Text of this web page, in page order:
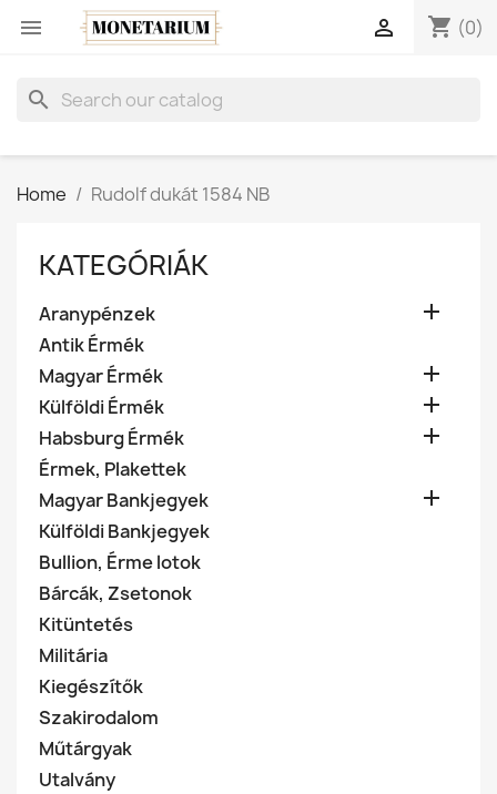
 shopping_cart (0)

search
Home Rudolf dukát 1584 NB
KATEGÓRIÁK
Aranypénzek 
Antik Érmék
Magyar Érmék

Külföldi Érmék 
Habsburg Érmék 
Érmek, Plakettek
Magyar Bankjegyek

Külföldi Bankjegyek
Bullion, Érme lotok
Bárcák, Zsetonok
Kitüntetés
Militária
Kiegészítők
Szakirodalom
Műtárgyak
Utalvány